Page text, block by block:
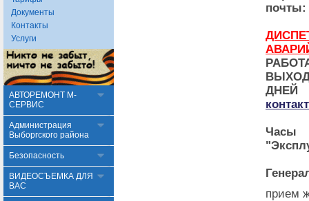
Документы
Контакты
Услуги
АВТОРЕМОНТ М-
СЕРВИС
Администрация
Выборгского района
Безопасность
ВИДЕОСЪЕМКА ДЛЯ
ВАС
почты:
Часы
прием